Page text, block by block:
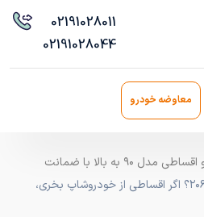
02191028011
02191028044
معاوضه خودرو
خودرو شاپ، خرید و فروش خودرو اقساطی مدل ۹۰ به بالا با ضمانت
» پارس، دنا یا ۲۰۶؟ اگر اقساطی از خودروشاپ بخری،